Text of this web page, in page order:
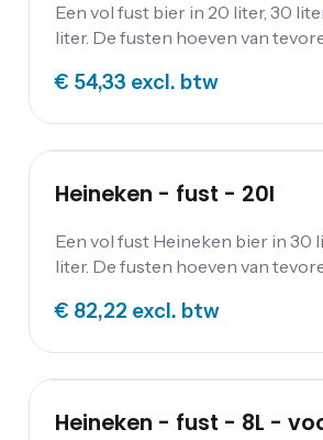
Een vol fust bier in 20 liter, 30
liter. De fusten hoeven van
ze gekoeld door de biertap.
€ 54,33 excl. btw
Heineken - fust - 20l
Een vol fust Heineken bier in 30
liter. De fusten hoeven van
ze gekoeld door de biertap.
€ 82,22 excl. btw
Heineken - fust - 8L -